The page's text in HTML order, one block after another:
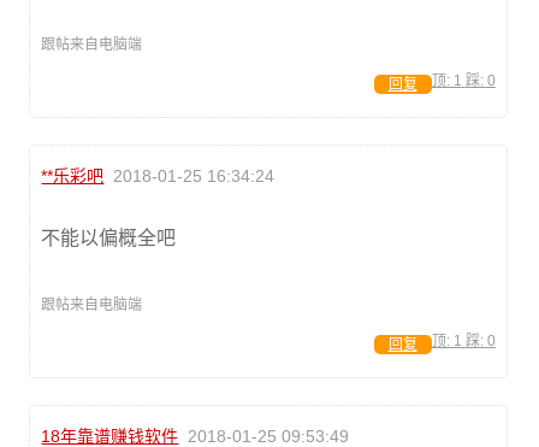
跟帖来自电脑端
顶: 1 踩: 0
回复
**乐彩吧 2018-01-25 16:34:24
不能以偏概全吧
跟帖来自电脑端
顶: 1 踩: 0
回复
18年靠谱赚钱软件 2018-01-25 09:53:49